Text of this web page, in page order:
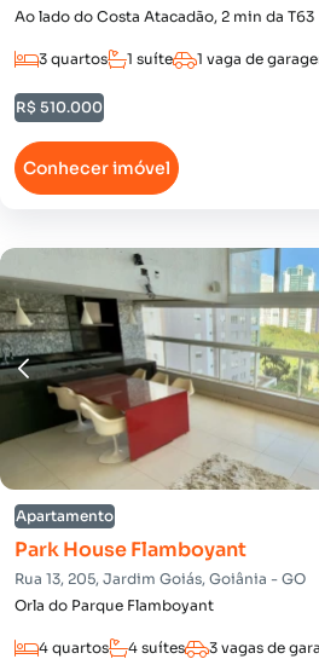
Ao lado do Costa Atacadão, 2 min da T63
3 quartos 1 suíte 1 vaga de
R$ 510.000
Conhecer imóvel
Apartamento
Park House Flamboyant
Rua 13, 205, Jardim Goiás, Goiânia - GO
Orla do Parque Flamboyant
4 quartos 4 suítes 3 vagas de